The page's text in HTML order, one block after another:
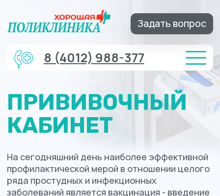
Задать вопрос
ПРИВИВОЧНЫЙ
КАБИНЕТ
Записаться
На сегодняшний день наиболее эффективной
профилактической мерой в отношении целого
ряда простудных и инфекционных
иммунитет к болезни, который предотвратит
заражение, или ослабит его последствия.